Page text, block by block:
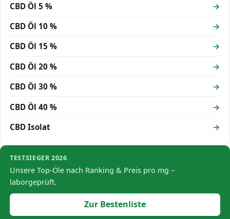
CBD Öl 5 %
CBD Öl 10 %
CBD Öl 15 %
CBD Öl 20 %
CBD Öl 30 %
CBD Öl 40 %
CBD Isolat
TESTSIEGER 2026
Unsere Top-Öle nach Ranking & Preis pro mg –
laborgeprüft.
Zur Bestenliste